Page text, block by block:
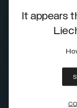
It appears